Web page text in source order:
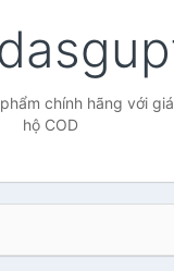
chính hãng với
hộ COD